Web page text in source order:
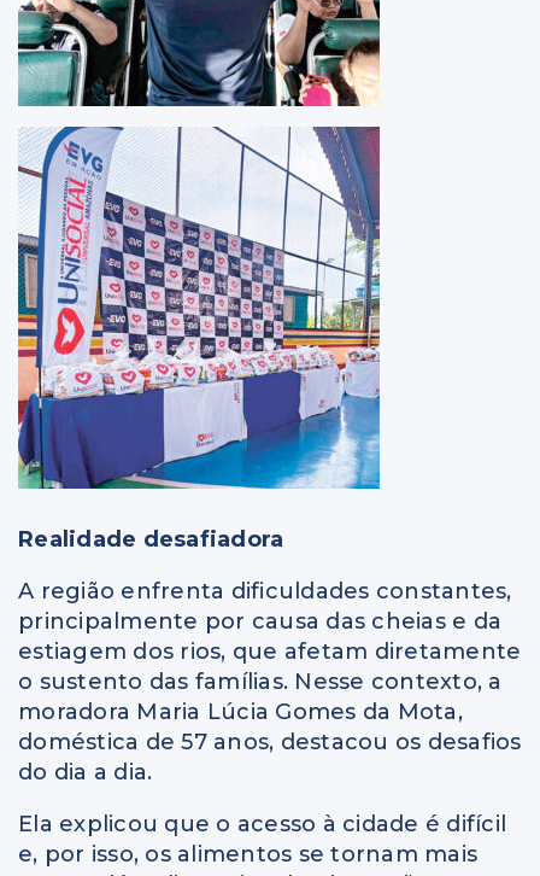
Realidade desafiadora
A região enfrenta dificuldades constantes,
principalmente por causa das cheias e da
estiagem dos rios, que afetam diretamente
o sustento das famílias. Nesse contexto, a
moradora Maria Lúcia Gomes da Mota,
doméstica de 57 anos, destacou os desafios
do dia a dia.
Ela explicou que o acesso à cidade é difícil
e, por isso, os alimentos se tornam mais